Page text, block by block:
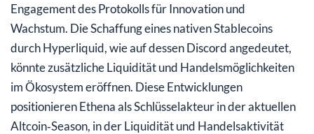
Engagement des Protokolls für Innovation und
Wachstum. Die Schaffung eines nativen Stablecoins
durch Hyperliquid, wie auf dessen Discord angedeutet,
könnte zusätzliche Liquidität und Handelsmöglichkeiten
im Ökosystem eröffnen. Diese Entwicklungen
positionieren Ethena als Schlüsselakteur in der aktuellen
Altcoin‑Season, in der Liquidität und Handelsaktivität